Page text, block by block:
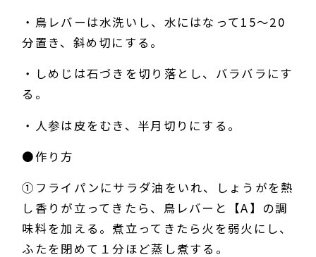
・鳥レバーは水洗いし、水にはなって15～20
分置き、斜め切にする。
・しめじは石づきを切り落とし、バラバラにす
る。
・人参は皮をむき、半月切りにする。
●作り方
①フライパンにサラダ油をいれ、しょうがを熱
し香りが立ってきたら、鳥レバーと【A】の調
味料を加える。煮立ってきたら火を弱火にし、
ふたを閉めて１分ほど蒸し煮する。